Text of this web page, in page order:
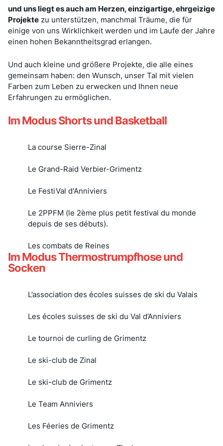
und uns liegt es auch am Herzen, einzigartige, ehrgeizige
Projekte zu unterstützen, manchmal Träume, die für
einige von uns Wirklichkeit werden und im Laufe der Jahre
einen hohen Bekanntheitsgrad erlangen.
Und auch kleine und größere Projekte, die alle eines
gemeinsam haben: den Wunsch, unser Tal mit vielen
Farben zum Leben zu erwecken und Ihnen neue
Erfahrungen zu ermöglichen.
Im Modus Shorts und Basketball
La course Sierre-Zinal
Le Grand-Raid Verbier-Grimentz
Le FestiVal d'Anniviers
Le 2PPFM (le 2ème plus petit festival du monde
depuis de ses débuts).
Les combats de Reines
Im Modus Thermostrumpfhose und
Socken
L’association des écoles suisses de ski du Valais
Les écoles suisses de ski du Val d’Anniviers
Le tournoi de curling de Grimentz
Le ski-club de Zinal
Le ski-club de Grimentz
Le Team Anniviers
Les Féeries de Grimentz